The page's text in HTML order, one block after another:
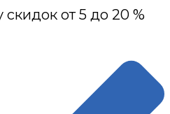
от 5 до 20 %